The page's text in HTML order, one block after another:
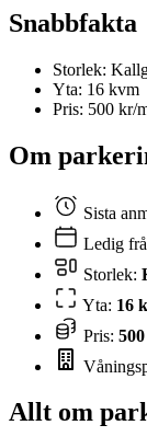
Snabbfakta
Storlek:
Yta: 16 kvm
Pris: 500 kr/
Om
Sista
Ledig
Storlek:
Yta: 16
Pris:
Allt om